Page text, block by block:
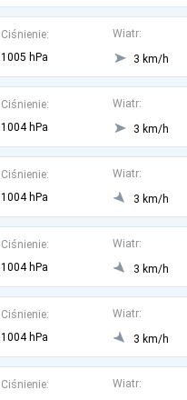
Ciśnienie:
1005 hPa
Wiatr:
3 km/h
Ciśnienie:
1004 hPa
Wiatr:
3 km/h
Ciśnienie:
1004 hPa
Wiatr:
3 km/h
Ciśnienie:
1004 hPa
Wiatr:
3 km/h
Ciśnienie:
1004 hPa
Wiatr:
3 km/h
Ciśnienie:
Wiatr: